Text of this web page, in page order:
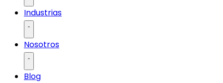
Industrias
Nosotros
Blog